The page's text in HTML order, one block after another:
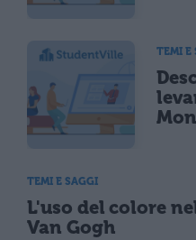
TEMI E
TEMI E SAGGI
L'uso del colore
Van Gogh